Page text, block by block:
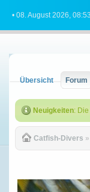
• 08. August 2026,
Übersicht Forum
Neuigkeiten:
Catfish-Divers »